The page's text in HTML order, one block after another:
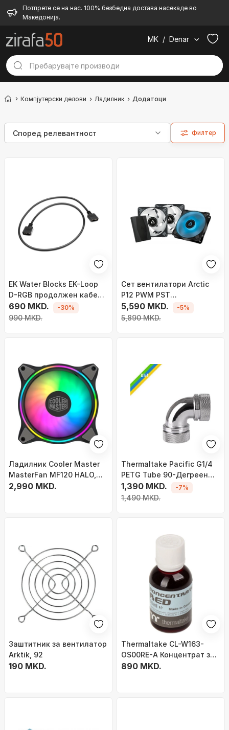
Потпрете се на нас. 100% безбедна достава насекаде во
Македонија.
MK / Denar
Компјутерски делови Ладилник Додатоци
Филтер
EK Water Blocks EK-Loop
D-RGB продолжен кабел
(510mm)
690 MKD.
990 MKD.
-30%
Сет вентилатори Arctic
P12 PWM PST
(ACFAN00229A), RGB, 0dB,
3 парчиња, 120mm, 0-
5,590 MKD.
5,890 MKD.
-5%
Ладилник Cooler Master
MasterFan MF120 HALO,
120мм, ARGB
2,990 MKD.
Thermaltake Pacific G1/4
PETG Tube 90-Дегреен
Двоен Компресиски
Фитинг, 16mm OD, Chrome
1,390 MKD.
1,490 MKD.
-7%
Заштитник за вентилатор
Arktik, 92
190 MKD.
Thermaltake CL-W163-
OS00RE-A Концентрат за
Ладење, 50 L
890 MKD.